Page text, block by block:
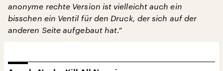
anonyme rechte Version ist vielleicht auch ein
bisschen ein Ventil für den Druck, der sich auf der
anderen Seite aufgebaut hat.“